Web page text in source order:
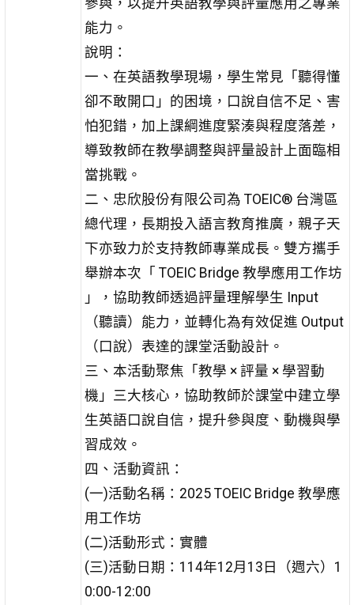
能力。
說明：
一、在英語教學現場，學生常見「聽得懂
卻不敢開口」的困境，口說自信不足、害
怕犯錯，加上課綱進度緊湊與程度落差，
導致教師在教學調整與評量設計上面臨相
當挑戰。
二、忠欣股份有限公司為 TOEIC® 台灣區
總代理，長期投入語言教育推廣，親子天
下亦致力於支持教師專業成長。雙方攜手
舉辦本次「 TOEIC Bridge 教學應用工作坊
」，協助教師透過評量理解學生 Input
（聽讀）能力，並轉化為有效促進 Output
（口說）表達的課堂活動設計。
三、本活動聚焦「教學 × 評量 × 學習動
機」三大核心，協助教師於課堂中建立學
生英語口說自信，提升參與度、動機與學
習成效。
四、活動資訊：
(一)活動名稱：2025 TOEIC Bridge 教學應
用工作坊
(二)活動形式：實體
(三)活動日期：114年12月13日（週六）1
0:00-12:00